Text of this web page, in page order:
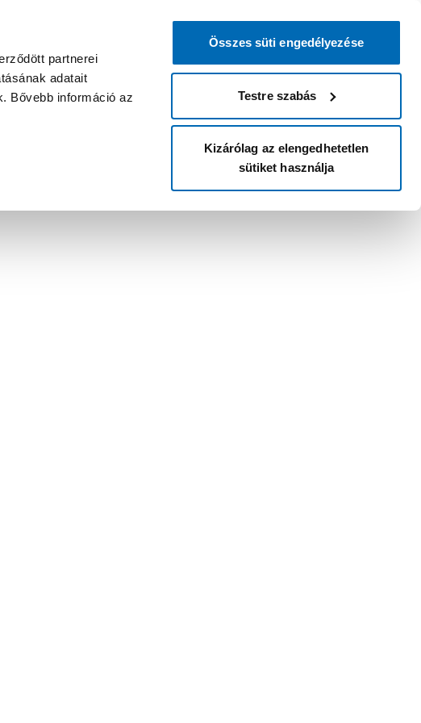
partnerei
adatait
Bővebb információ az
Összes süti engedélyezése
Testre szabás
Kizárólag az elengedhetetlen
sütiket használja